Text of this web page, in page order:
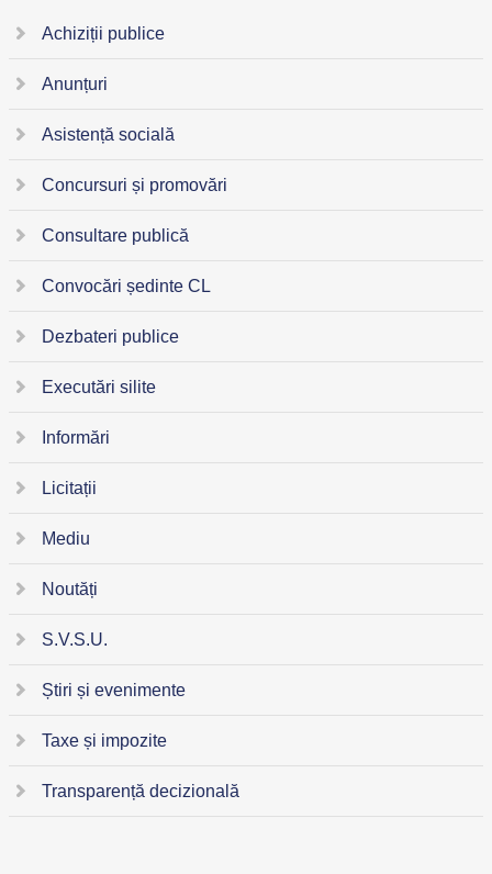
Achiziții publice
Anunțuri
Asistență socială
Concursuri și promovări
Consultare publică
Convocări ședinte CL
Dezbateri publice
Executări silite
Informări
Licitații
Mediu
Noutăți
S.V.S.U.
Știri și evenimente
Taxe și impozite
Transparență decizională